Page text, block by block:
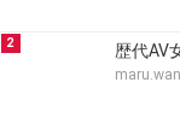
2 歴代AV